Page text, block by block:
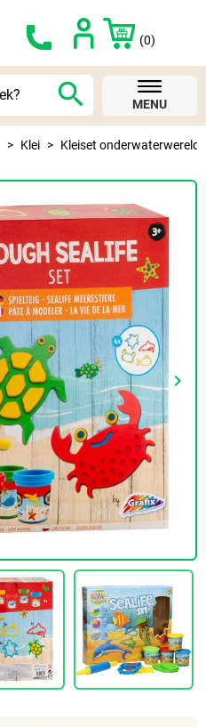
(0)
search MENU
Klei Kleiset onderwaterwereld
keyboard_arrow_right